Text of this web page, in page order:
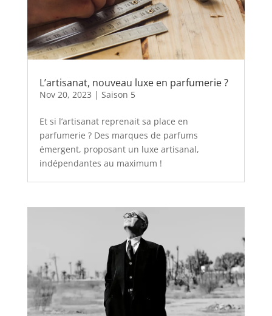
L’artisanat, nouveau luxe en parfumerie ?
Nov 20, 2023 | Saison 5
Et si l’artisanat reprenait sa place en
parfumerie ? Des marques de parfums
émergent, proposant un luxe artisanal,
indépendantes au maximum !